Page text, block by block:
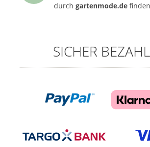
durch gartenmode.de
SICHER